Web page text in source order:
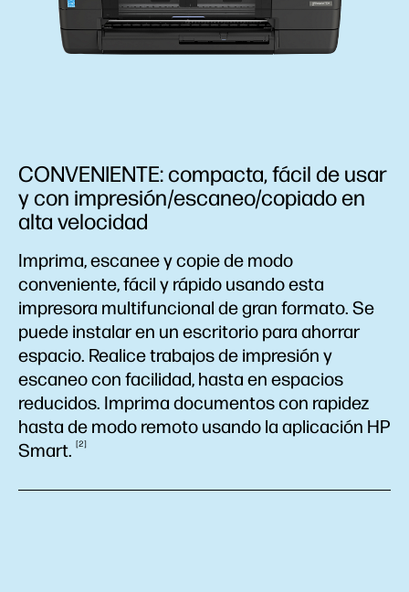
CONVENIENTE: compacta, fácil de usar
y con impresión/escaneo/copiado en
alta velocidad
Imprima, escanee y copie de modo
conveniente, fácil y rápido usando esta
impresora multifuncional de gran formato. Se
puede instalar en un escritorio para ahorrar
espacio. Realice trabajos de impresión y
escaneo con facilidad, hasta en espacios
reducidos. Imprima documentos con rapidez
hasta de modo remoto usando la aplicación HP
Smart.
2